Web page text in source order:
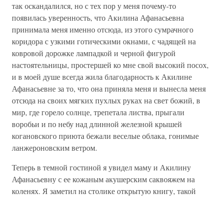
так оскандалился, но с тех пор у меня почему-то
появилась уверенность, что Акилина Афанасьевна
принимала меня именно отсюда, из этого сумрачного
коридора с узкими готическими окнами, с чадящей на
ковровой дорожке лампадкой и черной фигурой
настоятельницы, простершей ко мне свой высокий посох,
и в моей душе всегда жила благодарность к Акилине
Афанасьевне за то, что она приняла меня и вынесла меня
отсюда на своих мягких пухлых руках на свет божий, в
мир, где горело солнце, трепетала листва, прыгали
воробьи и по небу над длинной железной крышей
когановского приюта бежали веселые облака, гонимые
ланжероновским ветром.
Теперь в темной гостиной я увидел маму и Акилину
Афанасьевну с ее кожаным акушерским саквояжем на
коленях. Я заметил на столике открытую книгу, такой